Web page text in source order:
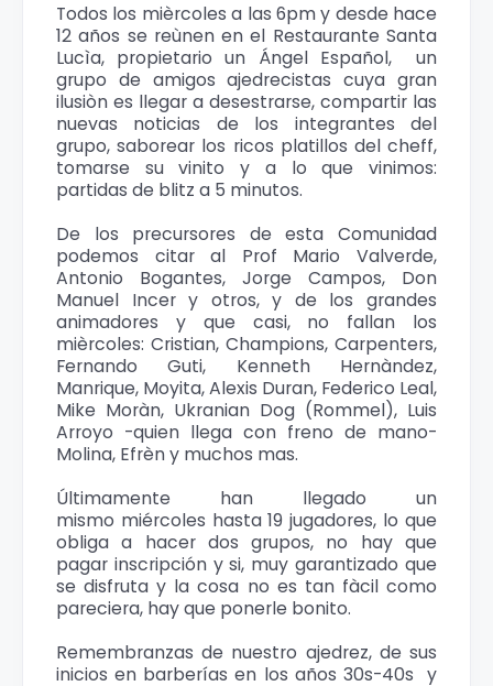
Todos los mièrcoles a las 6pm y desde hace
12 años se reùnen en el Restaurante Santa
Lucìa, propietario un Ángel Español, un
grupo de amigos ajedrecistas cuya gran
ilusiòn es llegar a desestrarse, compartir las
nuevas noticias de los integrantes del
grupo, saborear los ricos platillos del cheff,
tomarse su vinito y a lo que vinimos:
partidas de blitz a 5 minutos.
De los precursores de esta Comunidad
podemos citar al Prof Mario Valverde,
Antonio Bogantes, Jorge Campos, Don
Manuel Incer y otros, y de los grandes
animadores y que casi, no fallan los
mièrcoles: Cristian, Champions, Carpenters,
Fernando Guti, Kenneth Hernàndez,
Manrique, Moyita, Alexis Duran, Federico Leal,
Mike Moràn, Ukranian Dog (Rommel), Luis
Arroyo -quien llega con freno de mano-
Molina, Efrèn y muchos mas.
Últimamente han llegado un
mismo miércoles hasta 19 jugadores, lo que
obliga a hacer dos grupos, no hay que
pagar inscripción y si, muy garantizado que
se disfruta y la cosa no es tan fàcil como
pareciera, hay que ponerle bonito.
Remembranzas de nuestro ajedrez, de sus
inicios en barberías en los años 30s-40s y